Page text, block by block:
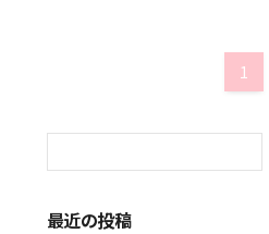
1
最近の投稿